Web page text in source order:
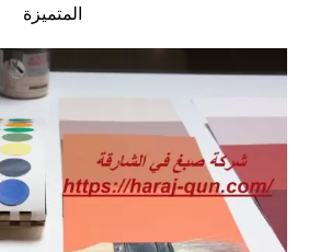
المتميزة